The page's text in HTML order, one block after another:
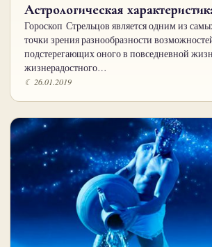
Астрологическая
Гороскоп Стрельцов является одним из
точки зрения разнообразности
подстерегающих оного в повседневной
жизнерадостного…
☾ 26.01.2019